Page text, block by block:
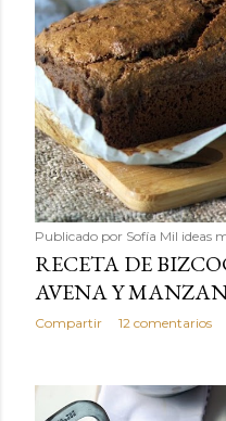
Publicado por Sofía Mil ideas
RECETA DE
AVENA Y
Compartir 12 comentarios